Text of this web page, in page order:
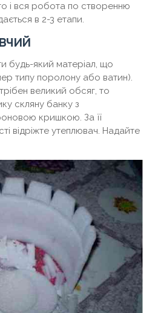
і вся робота по створенню
в 2-3 етапи.
будь-який матеріал, що
типу поролону або ватин).
великий обсяг, то
скляну банку з
кришкою. За її
відріжте утеплювач. Надайте